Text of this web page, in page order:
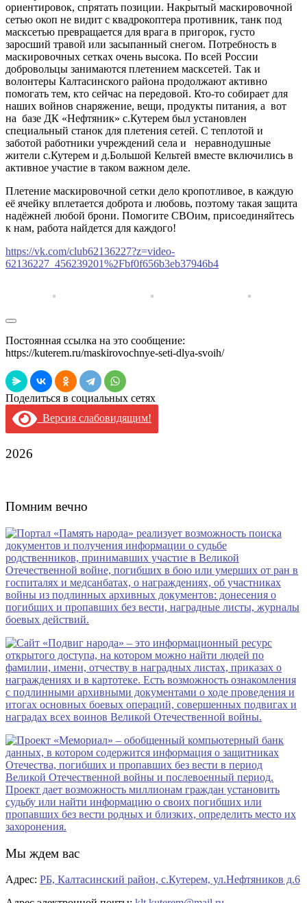
ориентировок, спрятать позиции. Накрытый маскировочной
сетью окоп не видит с квадрокоптера противник, танк под
масксетью превращается для врага в пригорок, густо
заросший травой или засыпанный снегом. Потребность в
маскировочных сетках очень высока. По всей России
добровольцы занимаются плетением масксетей. Так и
волонтеры Калтасинского района продолжают активно
помогать тем, кто сейчас на передовой. Кто-то собирает для
наших войнов снаряжение, вещи, продукты питания, а вот
на базе ДК «Нефтяник» с.Кутерем был установлен
специальный станок для плетения сетей. С теплотой и
заботой работники учреждений села и неравнодушные
жители с.Кутерем и д.Большой Кельтей вместе включились в
активное участие в таком важном деле.
Плетение маскировочной сетки дело кропотливое, в каждую
её ячейку вплетается доброта и любовь, поэтому такая защита
надёжней любой брони. Помогите СВОим, присоединяйтесь
к нам, работа найдется для каждого!
https://vk.com/club62136227?z=video-
62136227_456239201%2Fbf0f656b3eb37946b4
Постоянная ссылка на это сообщение:
https://kuterem.ru/maskirovochnye-seti-dlya-svoih/
Поделиться в социальных сетях
Версия слабовидящим!
2026
Помним вечно
Мы ждем вас
Адрес: РБ, Калтасинский район, с.Кутерем, ул.Нефтяников д.6